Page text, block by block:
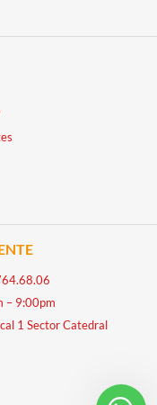
– 9:00pm
1 Sector Catedral